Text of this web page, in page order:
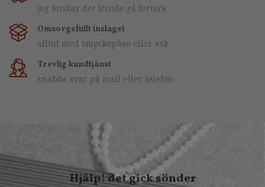
jag önskar det kunde gå fortare
Omsorgsfullt inslaget
alltid med smyckepåse eller ask
Trevlig kundtjänst
snabba svar på mail eller telefon
Hjälp! det gick sönder